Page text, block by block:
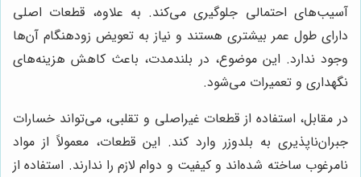
آسیب‌های احتمالی جلوگیری می‌کند. به علاوه، قطعات اصلی
دارای طول عمر بیشتری هستند و نیاز به تعویض زودهنگام آن‌ها
وجود ندارد. این موضوع، در بلندمدت، باعث کاهش هزینه‌های
نگهداری و تعمیرات می‌شود.
در مقابل، استفاده از قطعات غیراصلی و تقلبی، می‌تواند خسارات
جبران‌ناپذیری به بلدوزر وارد کند. این قطعات، معمولاً از مواد
نامرغوب ساخته شده‌اند و کیفیت و دوام لازم را ندارند. استفاده از